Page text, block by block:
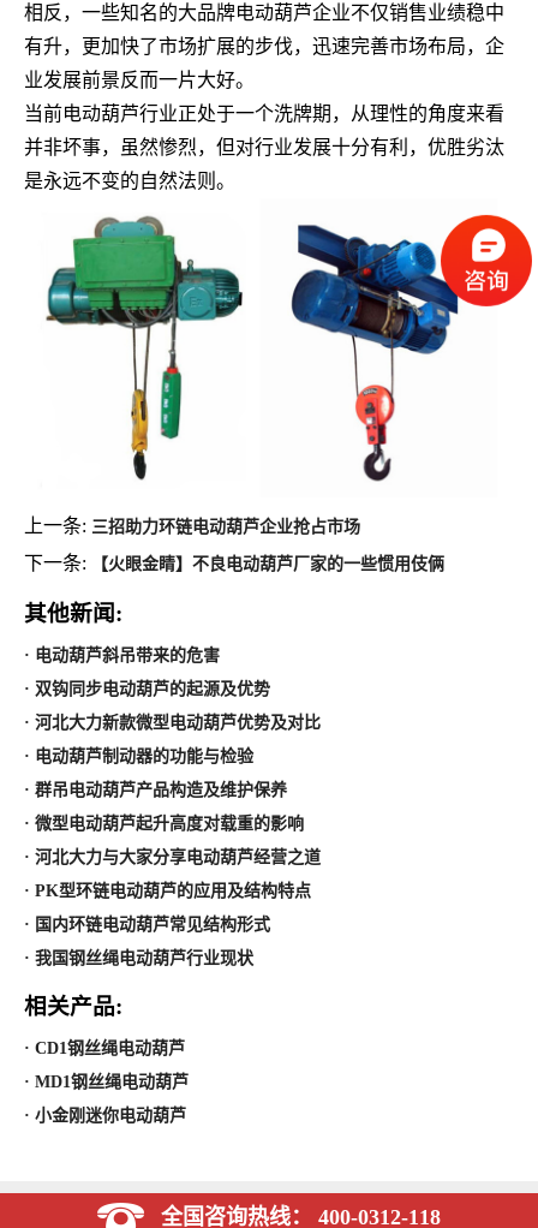
相反，一些知名的大品牌电动葫芦企业不仅销售业绩稳中
有升，更加快了市场扩展的步伐，迅速完善市场布局，企
业发展前景反而一片大好。
当前电动葫芦行业正处于一个洗牌期，从理性的角度来看
并非坏事，虽然惨烈，但对行业发展十分有利，优胜劣汰
是永远不变的自然法则。
上一条: 三招助力环链电动葫芦企业抢占市场
下一条: 【火眼金睛】不良电动葫芦厂家的一些惯用伎俩
其他新闻:
· 电动葫芦斜吊带来的危害
· 双钩同步电动葫芦的起源及优势
· 河北大力新款微型电动葫芦优势及对比
· 电动葫芦制动器的功能与检验
· 群吊电动葫芦产品构造及维护保养
· 微型电动葫芦起升高度对载重的影响
· 河北大力与大家分享电动葫芦经营之道
· PK型环链电动葫芦的应用及结构特点
· 国内环链电动葫芦常见结构形式
· 我国钢丝绳电动葫芦行业现状
相关产品:
· CD1钢丝绳电动葫芦
· MD1钢丝绳电动葫芦
· 小金刚迷你电动葫芦
全国咨询热线： 400-0312-118